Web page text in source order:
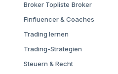
Broker Topliste Broker
Finfluencer & Coaches
Trading lernen
Trading-Strategien
Steuern & Recht